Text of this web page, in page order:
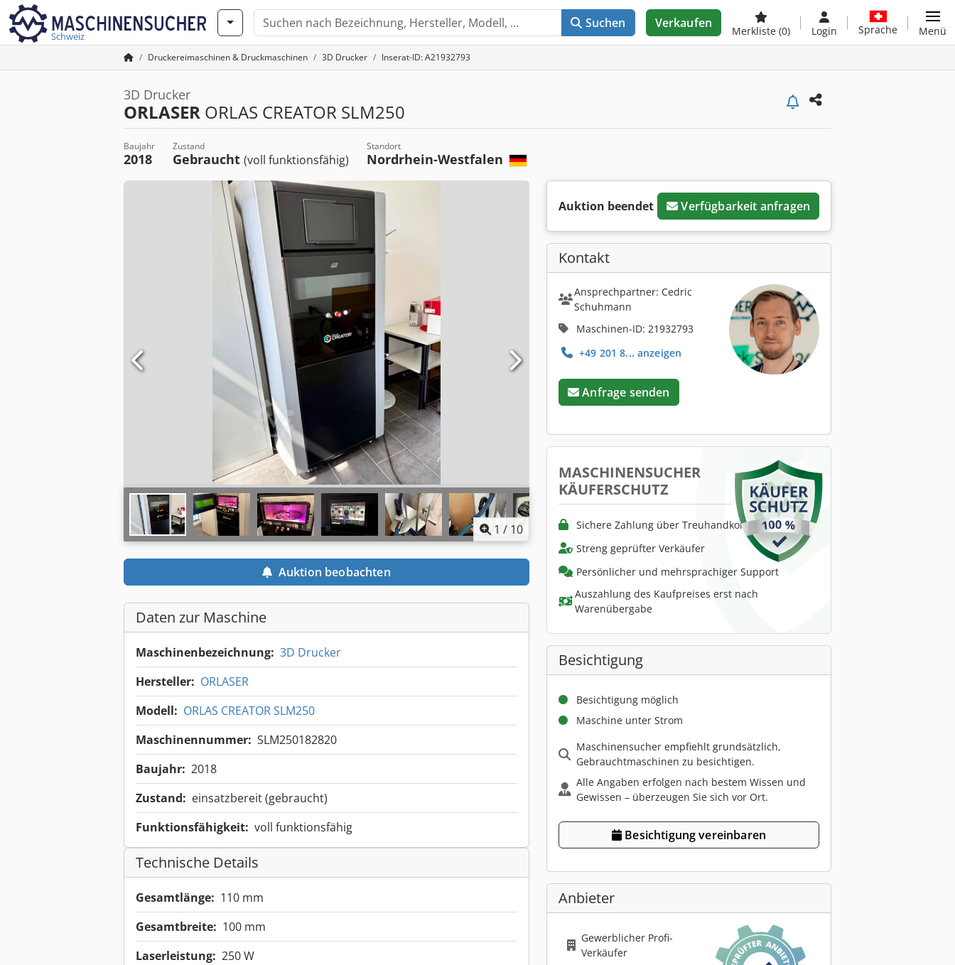
Schweiz
Suchen Verkaufen
Merkliste (0) Login Sprache Menü
Druckereimaschinen & Druckmaschinen 3D Drucker Inserat-ID: A21932793
3D Drucker
ORLASER ORLAS CREATOR SLM250
Baujahr
2018
Zustand
Gebraucht (voll funktionsfähig)
Standort
Nordrhein-Westfalen
1 / 10
Auktion beobachten
Daten zur Maschine
Maschinenbezeichnung: 3D Drucker
Hersteller: ORLASER
Modell: ORLAS CREATOR SLM250
Maschinennummer: SLM250182820
Baujahr: 2018
Zustand: einsatzbereit (gebraucht)
Funktionsfähigkeit: voll funktionsfähig
Technische Details
Gesamtlänge: 110 mm
Gesamtbreite: 100 mm
Laserleistung: 250 W
Auktion beendet Verfügbarkeit anfragen
Kontakt
Ansprechpartner: Cedric
Schuhmann
Maschinen-ID: 21932793
+49 201 8... anzeigen
Anfrage senden
MASCHINENSUCHER
KÄUFERSCHUTZ
Sichere Zahlung über Treuhandkonto
Streng geprüfter Verkäufer
Persönlicher und mehrsprachiger Support
Auszahlung des Kaufpreises erst nach
Warenübergabe
Besichtigung
Besichtigung möglich
Maschine unter Strom
Maschinensucher empfiehlt grundsätzlich,
Gebrauchtmaschinen zu besichtigen.
Alle Angaben erfolgen nach bestem Wissen und
Gewissen – überzeugen Sie sich vor Ort.
Besichtigung vereinbaren
Anbieter
Gewerblicher Profi-
Verkäufer